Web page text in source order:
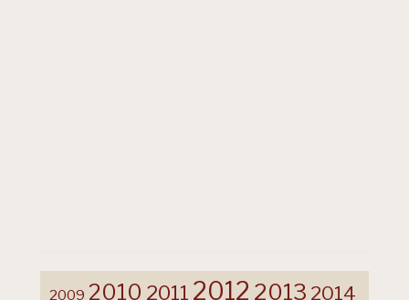
2009 2010 2011 2012 2013 2014